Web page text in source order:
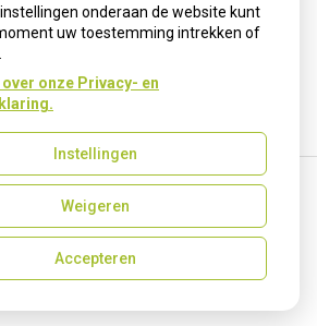
Nationale zorggids
01-2026
Uw Zorg Online |Beheer
Cookie-instellingen
onderaan de website kunt
uw toestemming intrekken of
over onze Privacy- en
Instellingen
Weigeren
Accepteren